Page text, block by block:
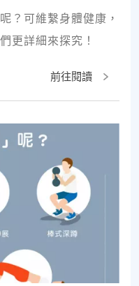
？可維繫身體健康，
更詳細來探究！
前往閱讀